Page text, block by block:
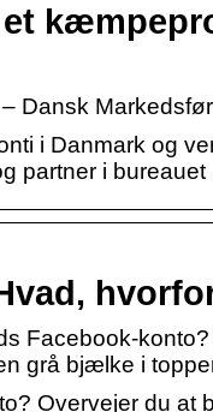
Dansk
i Danmark og
partner i
Facebook-
grå bjælke i
Overvejer du at